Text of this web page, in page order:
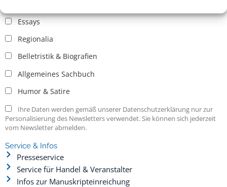
Essays
Regionalia
Belletristik & Biografien
Allgemeines Sachbuch
Humor & Satire
Ihre Daten werden gemäß unserer Datenschutzerklärung nur zur
Personalisierung des Newsletters verwendet. Sie können sich jederzeit
vom Newsletter abmelden.
Service & Infos
Presseservice
Service für Handel & Veranstalter
Infos zur Manuskripteinreichung